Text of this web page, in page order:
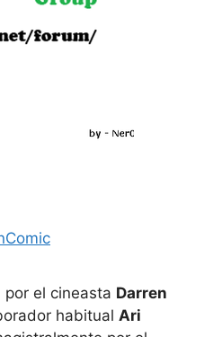
por el cineasta Darren
habitual Ari